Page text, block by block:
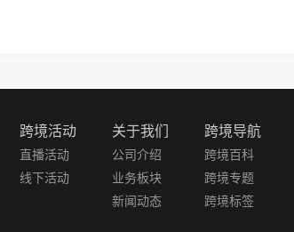
跨境活动
直播活动
线下活动
关于我们
公司介绍
业务板块
新闻动态
跨境导航
跨境百科
跨境专题
跨境标签